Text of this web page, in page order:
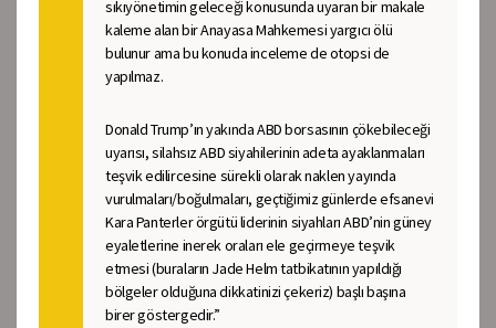
sıkıyönetimin geleceği konusunda uyaran bir makale
kaleme alan bir Anayasa Mahkemesi yargıcı ölü
bulunur ama bu konuda inceleme de otopsi de
yapılmaz.
Donald Trump’ın yakında ABD borsasının çökebileceği
uyarısı, silahsız ABD siyahilerinin adeta ayaklanmaları
teşvik edilircesine sürekli olarak naklen yayında
vurulmaları/boğulmaları, geçtiğimiz günlerde efsanevi
Kara Panterler örgütü liderinin siyahları ABD’nin güney
eyaletlerine inerek oraları ele geçirmeye teşvik
etmesi (buraların Jade Helm tatbikatının yapıldığı
bölgeler olduğuna dikkatinizi çekeriz) başlı başına
birer göstergedir.”